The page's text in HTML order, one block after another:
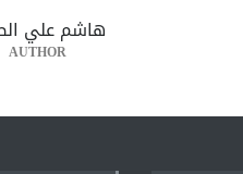
هاشم علي
AUTHOR